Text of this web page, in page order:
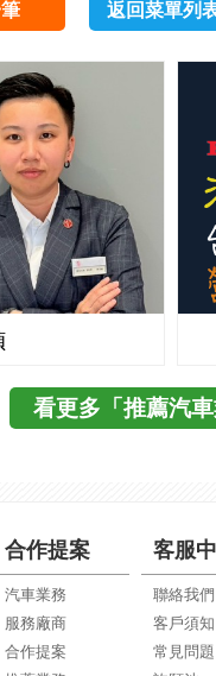
筆 返回菜單列
看更多「推薦汽
合作提案
汽車業務
服務廠商
合作提案
客服
聯絡我們
客戶須知
常見問題